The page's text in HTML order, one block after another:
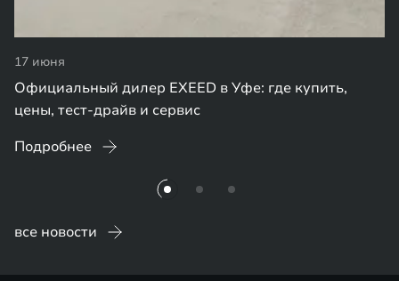
17 июня
Официальный дилер EXEED в Уфе: где купить,
цены, тест-драйв и сервис
Подробнее
все новости